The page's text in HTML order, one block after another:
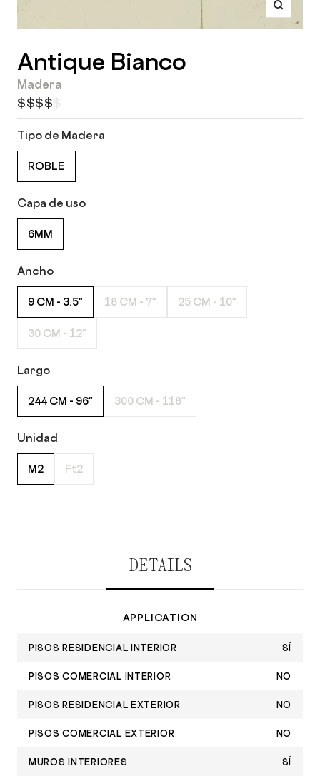
Zoom
Antique Bianco
Madera
$$$$$
Tipo de Madera
ROBLE
Capa de uso
6MM
Ancho
9 CM - 3.5" 18 CM - 7" 25 CM - 10"
30 CM - 12"
Largo
244 CM - 96" 300 CM - 118"
Unidad
M2 Ft2
DETAILS
APPLICATION
PISOS RESIDENCIAL INTERIOR SÍ
PISOS COMERCIAL INTERIOR NO
PISOS RESIDENCIAL EXTERIOR NO
PISOS COMERCIAL EXTERIOR NO
MUROS INTERIORES SÍ